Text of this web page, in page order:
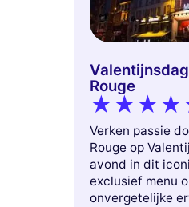
Rouge
Verken passie
Rouge op
avond in dit
exclusief menu
onvergetelijke